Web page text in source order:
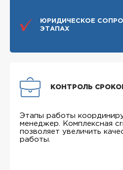
ЮРИДИЧЕСКОЕ
ЭТАПАХ
КОНТРОЛЬ
Этапы работы
менеджер. Комплексная
позволяет увеличить
работы.